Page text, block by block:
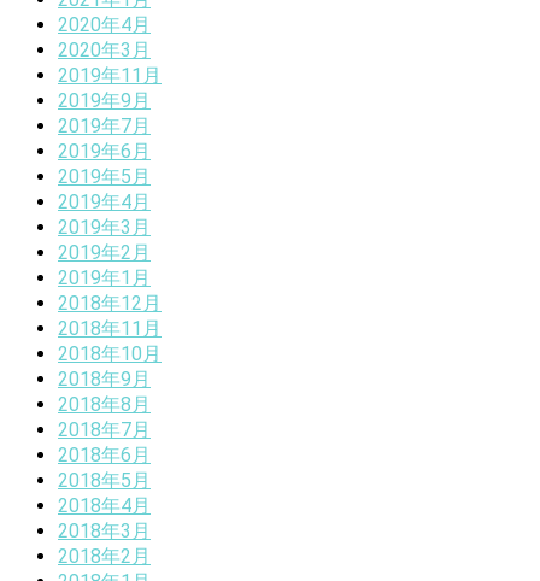
2020年4月
2020年3月
2019年11月
2019年9月
2019年7月
2019年6月
2019年5月
2019年4月
2019年3月
2019年2月
2019年1月
2018年12月
2018年11月
2018年10月
2018年9月
2018年8月
2018年7月
2018年6月
2018年5月
2018年4月
2018年3月
2018年2月